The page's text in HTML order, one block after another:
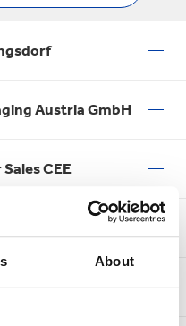
About
Austria GmbH
CEE